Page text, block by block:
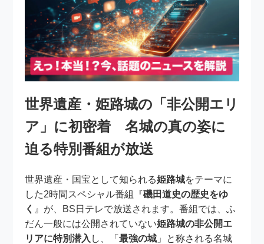
世界遺産・姫路城の「非公開エリ
ア」に初密着 名城の真の姿に
迫る特別番組が放送
世界遺産・国宝として知られる姫路城をテーマに
した2時間スペシャル番組『磯田道史の歴史をゆ
く 』が、BS日テレで放送されます。番組では、ふ
だん一般には公開されていない姫路城の非公開エ
リアに特別潜入 し、「最強の城 」と称される名城